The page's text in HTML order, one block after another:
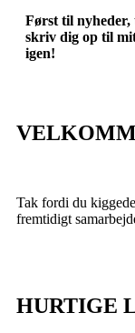
Først til nyheder,
skriv dig op til
igen!
Tak fordi du
fremtidigt
HURTIGE